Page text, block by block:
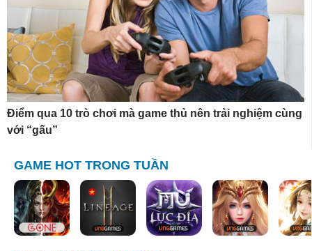
Điểm qua 10 trò chơi mà game thủ nên trải nghiệm cùng
với “gấu”
GAME HOT TRONG TUẦN